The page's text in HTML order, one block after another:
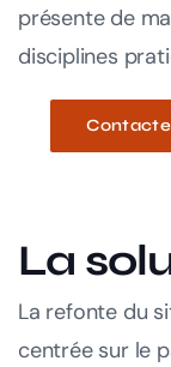
présente de
disciplines
La
La refonte du
centrée sur le